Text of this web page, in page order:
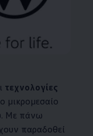
τεχνολογίες
μικρομεσαίο
Με πάνω
παραδοθεί